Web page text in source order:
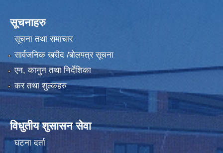
सूचनाहरु
सूचना तथा समाचार
सार्वजनिक खरीद /बोलपत्र सूचना
एन, कानुन तथा निर्देशिका
कर तथा शुल्कहरु
विधुतीय शुसासन सेवा
घटना दर्ता